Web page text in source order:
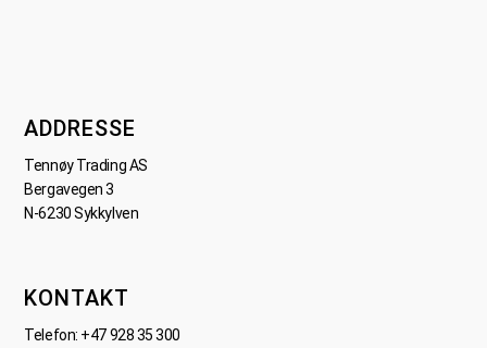
ADDRESSE
Tennøy Trading AS
Bergavegen 3
N-6230 Sykkylven
KONTAKT
Telefon: +47 928 35 300